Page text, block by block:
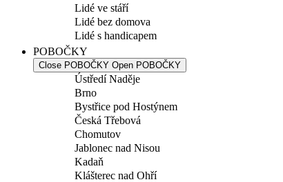
Lidé ve stáří
Lidé bez domova
Lidé s handicapem
POBOČKY
Close POBOČKY Open POBOČKY
Ústředí Naděje
Brno
Bystřice pod Hostýnem
Česká Třebová
Chomutov
Jablonec nad Nisou
Kadaň
Klášterec nad Ohří